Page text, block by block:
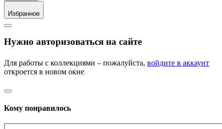
Избранное
Нужно авторизоваться на сайте
Для работы с коллекциями – пожалуйста, войдите в аккаунт
откроется в новом окне
Кому понравилось